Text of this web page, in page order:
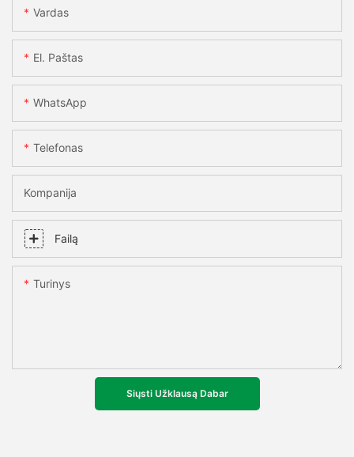
Vardas
El. Paštas
WhatsApp
Telefonas
Kompanija
Failą
Turinys
Siųsti Užklausą Dabar